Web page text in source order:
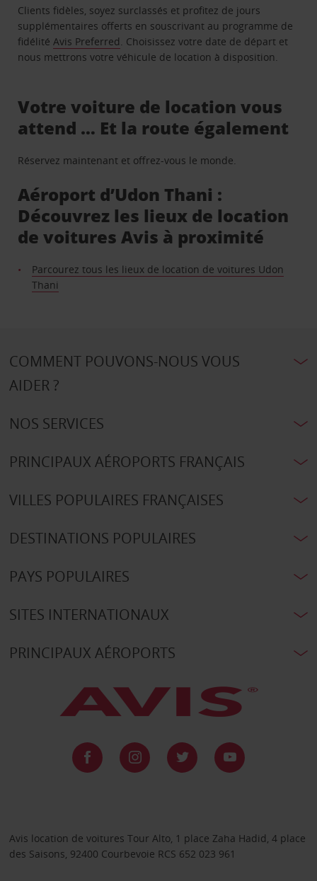
Clients fidèles, soyez surclassés et profitez de jours
supplémentaires offerts en souscrivant au programme de
fidélitéAvis Preferred. Choisissez votre date de départ et
nous mettrons votre véhicule de location à disposition.
Votre voiture de location vous
attend … Et la route également
Réservez maintenant et offrez-vous le monde.
Aéroport d’Udon Thani :
Découvrez les lieux de location
de voitures Avis à proximité
Parcourez tous les lieux de location de voitures Udon
Thani
COMMENT POUVONS-NOUS VOUS
AIDER ?
NOS SERVICES
PRINCIPAUX AÉROPORTS FRANÇAIS
VILLES POPULAIRES FRANÇAISES
DESTINATIONS POPULAIRES
PAYS POPULAIRES
SITES INTERNATIONAUX
PRINCIPAUX AÉROPORTS
Avis location de voitures Tour Alto, 1 place Zaha Hadid, 4 place
des Saisons, 92400 Courbevoie RCS 652 023 961